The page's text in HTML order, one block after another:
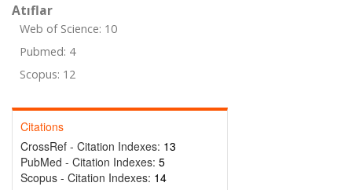
Atıflar
Web of Science: 10
Pubmed: 4
Scopus: 12
Citations
CrossRef - Citation Indexes: 13
PubMed - Citation Indexes: 5
Scopus - Citation Indexes: 14